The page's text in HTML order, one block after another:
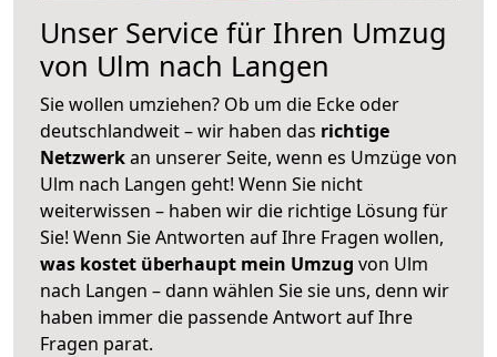
Unser Service für Ihren Umzug
von Ulm nach Langen
Sie wollen umziehen? Ob um die Ecke oder
deutschlandweit – wir haben das richtige
Netzwerkan unserer Seite, wenn es Umzüge von
Ulm nach Langen geht! Wenn Sie nicht
weiterwissen – haben wir die richtige Lösung für
Sie! Wenn Sie Antworten auf Ihre Fragen wollen,
was kostet überhaupt mein Umzug von Ulm
nach Langen – dann wählen Sie sie uns, denn wir
haben immer die passende Antwort auf Ihre
Fragen parat.